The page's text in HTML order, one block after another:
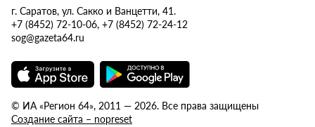
г. Саратов, ул. Сакко и Ванцетти, 41.
+7 (8452) 72-10-06, +7 (8452) 72-24-12
sog@gazeta64.ru
© ИА «Регион 64», 2011 — 2026. Все права защищены
Создание сайта – nopreset